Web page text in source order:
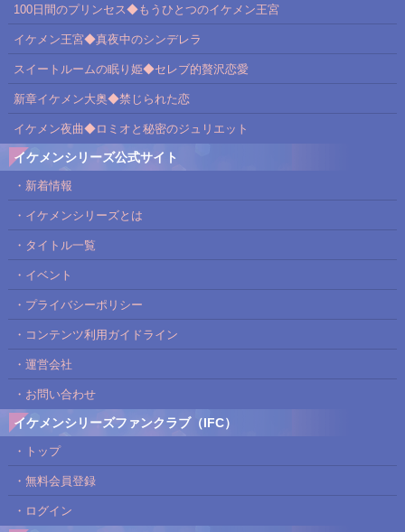
100日間のプリンセス◆もうひとつのイケメン王宮
イケメン王宮◆真夜中のシンデレラ
スイートルームの眠り姫◆セレブ的贅沢恋愛
新章イケメン大奥◆禁じられた恋
イケメン夜曲◆ロミオと秘密のジュリエット
イケメンシリーズ公式サイト
・新着情報
・イケメンシリーズとは
・タイトル一覧
・イベント
・プライバシーポリシー
・コンテンツ利用ガイドライン
・運営会社
・お問い合わせ
イケメンシリーズファンクラブ（IFC）
・トップ
・無料会員登録
・ログイン